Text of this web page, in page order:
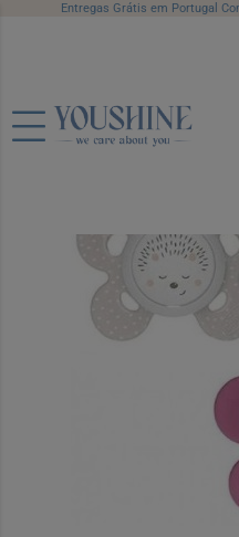
Entregas Grátis em Portugal
Chicco Chupeta